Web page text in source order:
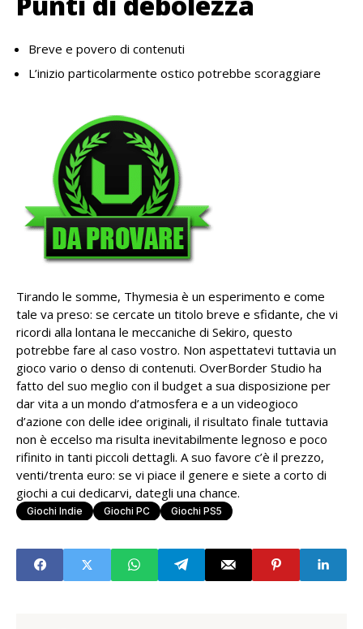
Breve e povero di contenuti
L’inizio particolarmente ostico potrebbe scoraggiare
Tirando le somme, Thymesia è un esperimento e come
tale va preso: se cercate un titolo breve e sfidante, che vi
ricordi alla lontana le meccaniche di Sekiro, questo
potrebbe fare al caso vostro. Non aspettatevi tuttavia un
gioco vario o denso di contenuti. OverBorder Studio ha
fatto del suo meglio con il budget a sua disposizione per
dar vita a un mondo d’atmosfera e a un videogioco
d’azione con delle idee originali, il risultato finale tuttavia
non è eccelso ma risulta inevitabilmente legnoso e poco
rifinito in tanti piccoli dettagli. A suo favore c’è il prezzo,
venti/trenta euro: se vi piace il genere e siete a corto di
giochi a cui dedicarvi, dategli una chance.
Giochi Indie Giochi PC Giochi PS5